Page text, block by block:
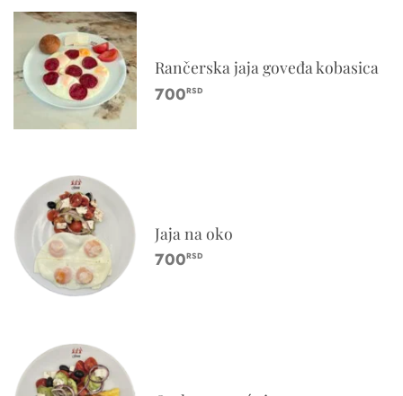
Rančerska jaja goveđa kobasica
700RSD
Jaja na oko
700RSD